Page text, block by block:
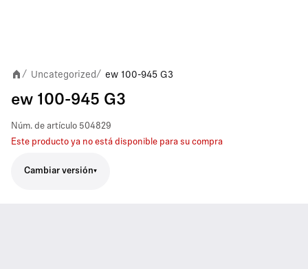
/ Uncategorized/ ew 100-945 G3
ew 100-945 G3
Núm. de artículo 504829
Este producto ya no está disponible para su compra
Cambiar versión